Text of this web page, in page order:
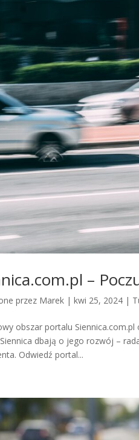
–
przez Marek |kwi 25, 2024 |
obszar portalu
dbają o jego rozwój –
Odwiedź portal...